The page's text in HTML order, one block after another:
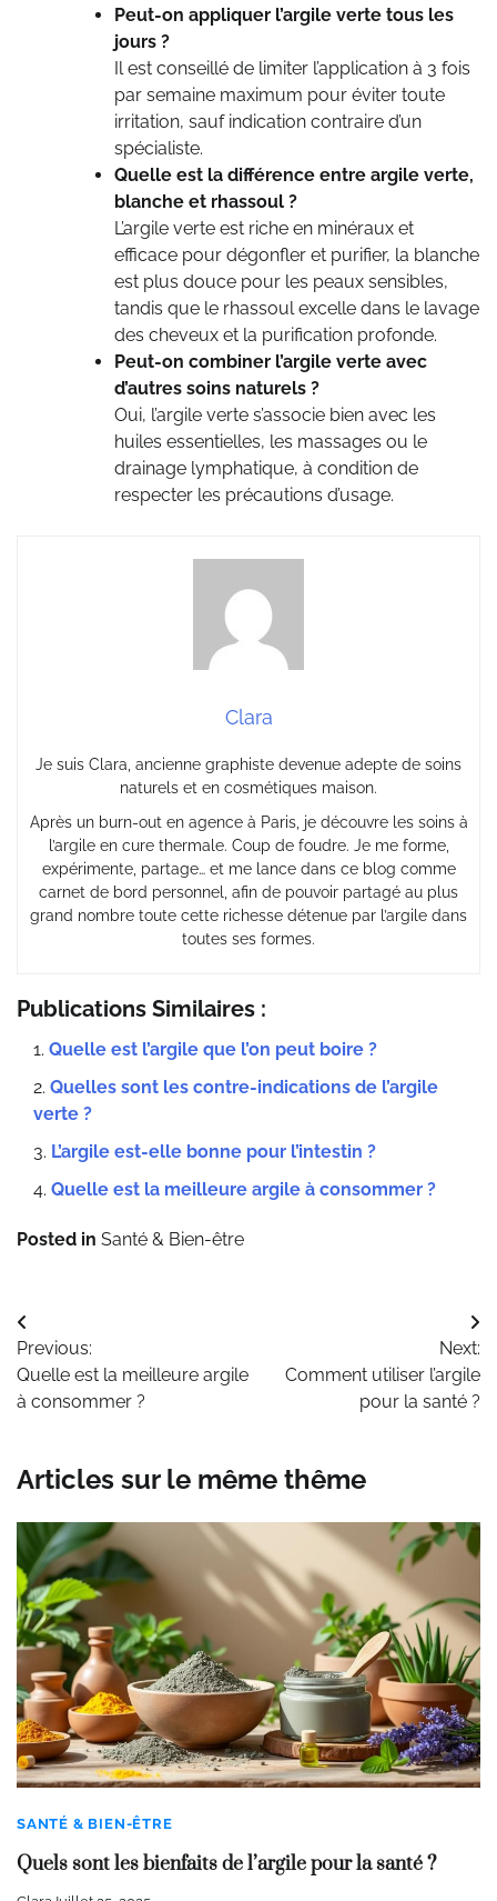
Peut-on appliquer l’argile verte tous les
jours ?
Il est conseillé de limiter l’application à 3 fois
par semaine maximum pour éviter toute
irritation, sauf indication contraire d’un
spécialiste.
Quelle est la différence entre argile verte,
blanche et rhassoul ?
L’argile verte est riche en minéraux et
efficace pour dégonfler et purifier, la blanche
est plus douce pour les peaux sensibles,
tandis que le rhassoul excelle dans le lavage
des cheveux et la purification profonde.
Peut-on combiner l’argile verte avec
d’autres soins naturels ?
Oui, l’argile verte s’associe bien avec les
huiles essentielles, les massages ou le
drainage lymphatique, à condition de
respecter les précautions d’usage.
Clara
Je suis Clara, ancienne graphiste devenue adepte de soins
naturels et en cosmétiques maison.
Après un burn-out en agence à Paris, je découvre les soins à
l’argile en cure thermale. Coup de foudre. Je me forme,
expérimente, partage… et me lance dans ce blog comme
carnet de bord personnel, afin de pouvoir partagé au plus
grand nombre toute cette richesse détenue par l’argile dans
toutes ses formes.
Publications Similaires :
Quelle est l’argile que l’on peut boire ?
Quelles sont les contre-indications de l’argile
verte ?
L’argile est-elle bonne pour l’intestin ?
Quelle est la meilleure argile à consommer ?
Posted in Santé & Bien-être
Navigation
de
l’article
Previous:
Quelle est la meilleure argile
à consommer ?
Next:
Comment utiliser l’argile
pour la santé ?
Articles sur le même thême
SANTÉ & BIEN-ÊTRE
Quels sont les bienfaits de l’argile pour la santé ?